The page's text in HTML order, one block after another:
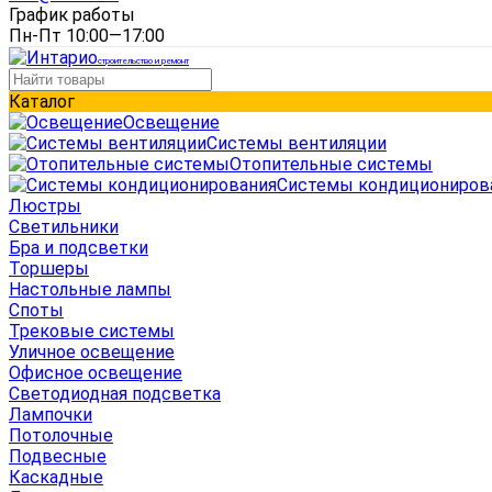
График работы
Пн-Пт 10:00—17:00
строительство и ремонт
Каталог
Освещение
Системы вентиляции
Отопительные системы
Системы
Люстры
Светильники
Бра и подсветки
Торшеры
Настольные лампы
Споты
Трековые системы
Уличное освещение
Офисное освещение
Светодиодная подсветка
Лампочки
Потолочные
Подвесные
Каскадные